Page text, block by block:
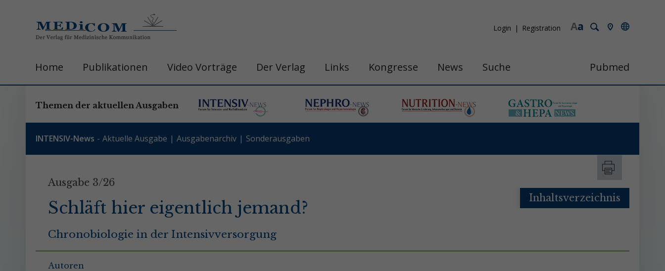
a
A
Login Registration
Home Publikationen Video Vorträge Der Verlag Links Kongresse News Suche Pubmed
Themen der aktuellen Ausgaben
INTENSIV-News Aktuelle Ausgabe Ausgabenarchiv Sonderausgaben
Ausgabe 3/26
Schläft hier eigentlich jemand?
Chronobiologie in der Intensivversorgung
Autoren
Inhaltsverzeichnis